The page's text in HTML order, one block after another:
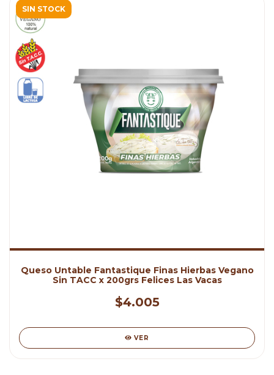
SIN STOCK
Queso Untable Fantastique Finas Hierbas Vegano
Sin TACC x 200grs Felices Las Vacas
$4.005
VER